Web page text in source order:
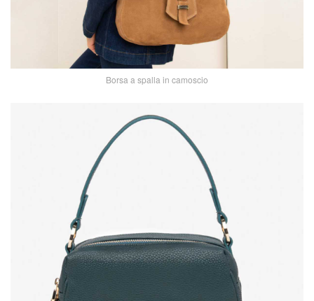
Borsa a spalla in camoscio